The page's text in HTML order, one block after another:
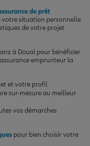
de prêt
votre situation personnelle
de votre projet
à Douai pour bénéficier
emprunteur la
et votre profil
sur-mesure au meilleur
vos démarches
pour bien choisir votre